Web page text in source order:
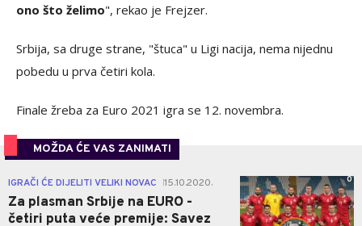
ono što želimo", rekao je Frejzer.
Srbija, sa druge strane, "štuca" u Ligi nacija, nema nijednu
pobedu u prva četiri kola.
Finale žreba za Euro 2021 igra se 12. novembra.
MOŽDA ĆE VAS ZANIMATI
IGRAČI ĆE DIJELITI VELIKI NOVAC 15.10.2020.
Za plasman Srbije na EURO -
četiri puta veće premije: Savez
0